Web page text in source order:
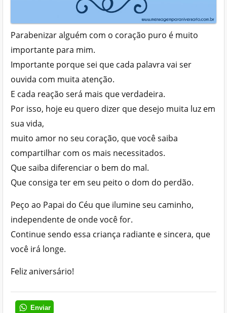
Parabenizar alguém com o coração puro é muito
importante para mim.
Importante porque sei que cada palavra vai ser
ouvida com muita atenção.
E cada reação será mais que verdadeira.
Por isso, hoje eu quero dizer que desejo muita luz em
sua vida,
muito amor no seu coração, que você saiba
compartilhar com os mais necessitados.
Que saiba diferenciar o bem do mal.
Que consiga ter em seu peito o dom do perdão.
Peço ao Papai do Céu que ilumine seu caminho,
independente de onde você for.
Continue sendo essa criança radiante e sincera, que
você irá longe.
Feliz aniversário!
Enviar